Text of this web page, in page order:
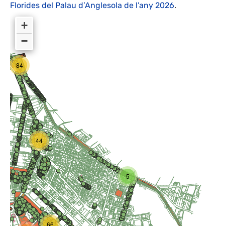
Florides del Palau d’Anglesola de l’any 2026.